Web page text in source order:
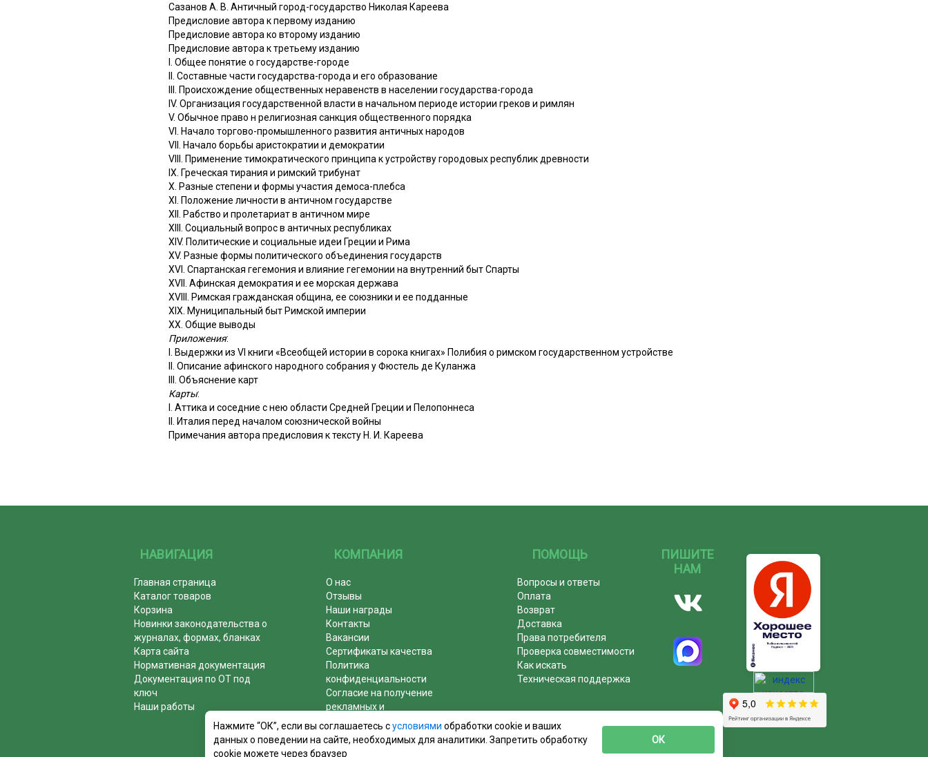
Сазанов А. В. Античный город-государство Николая Кареева
Предисловие автора к первому изданию
Предисловие автора ко второму изданию
Предисловие автора к третьему изданию
I. Общее понятие о государстве-городе
II. Составные части государства-города и его образование
III. Происхождение общественных неравенств в населении государства-города
IV. Организация государственной власти в начальном периоде истории греков и римлян
V. Обычное право н религиозная санкция общественного порядка
VI. Начало торгово-промышленного развития античных народов
VII. Начало борьбы аристократии и демократии
VIII. Применение тимократического принципа к устройству городовых республик древности
IX. Греческая тирания и римский трибунат
X. Разные степени и формы участия демоса-плебса
XI. Положение личности в античном государстве
XII. Рабство и пролетариат в античном мире
XIII. Социальный вопрос в античных республиках
XIV. Политические и социальные идеи Греции и Рима
XV. Разные формы политического объединения государств
XVI. Спартанская гегемония и влияние гегемонии на внутренний быт Спарты
XVII. Афинская демократия и ее морская держава
XVIII. Римская гражданская община, ее союзники и ее подданные
XIX. Муниципальный быт Римской империи
XX. Общие выводы
Приложения:
I. Выдержки из VI книги «Всеобщей истории в сорока книгах» Полибия о римском государственном устройстве
II. Описание афинского народного собрания у Фюстель де Куланжа
III. Объяснение карт
Карты:
I. Аттика и соседние с нею области Средней Греции и Пелопоннеса
II. Италия перед началом союзнической войны
Примечания автора предисловия к тексту Н. И. Кареева
НАВИГАЦИЯ
Главная страница
Каталог товаров
Корзина
Новинки законодательства о
журналах, формах, бланках
Карта сайта
Нормативная документация
Документация по ОТ под
ключ
Наши работы
КОМПАНИЯ
О нас
Отзывы
Наши награды
Контакты
Вакансии
Сертификаты качества
Политика
конфиденциальности
Согласие на получение
рекламных и
информационных рассылок
Почему журналы покупают у
ПОМОЩЬ
Вопросы и ответы
Оплата
Возврат
Доставка
Права потребителя
Проверка совместимости
Как искать
Техническая поддержка
ПИШИТЕ
НАМ
Нажмите “ОК”, если вы соглашаетесь сусловиями обработки cookie и ваших
данных о поведении на сайте, необходимых для аналитики. Запретить обработку
cookie можете через браузер
ОК